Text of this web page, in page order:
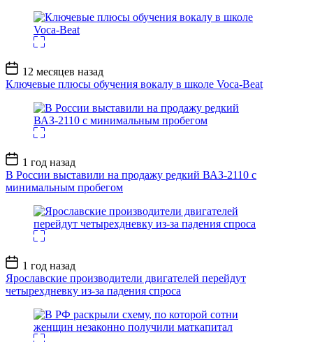
Дата
записи
12 месяцев назад
Ключевые плюсы обучения вокалу в школе Voca-Beat
Дата
записи
1 год назад
В России выставили на продажу редкий ВАЗ-2110 с
минимальным пробегом
Дата
записи
1 год назад
Ярославские производители двигателей перейдут
четырехдневку из-за падения спроса